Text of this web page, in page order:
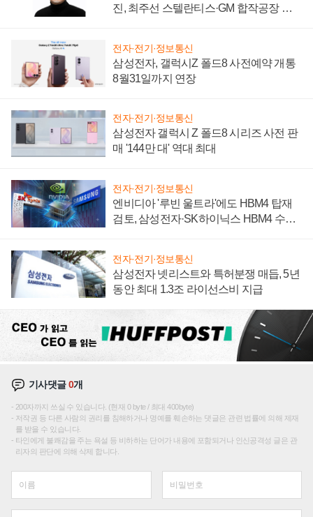
진, 최주선 스텔란티스·GM 합작공장 건
전자·전기·정보통신
삼성전자, 갤럭시Z 폴드8 사전예약 개통
8월31일까지 연장
전자·전기·정보통신
삼성전자 갤럭시 Z 폴드8 시리즈 사전 판
매 '144만 대' 역대 최대
전자·전기·정보통신
엔비디아 '루빈 울트라'에도 HBM4 탑재
검토, 삼성전자·SK하이닉스 HBM4 수율
전자·전기·정보통신
삼성전자 넷리스트와 특허분쟁 매듭, 5년
동안 최대 1.3조 라이선스비 지급
기사댓글0개
200자까지 쓰실 수 있습니다. (현재 0 byte / 최대 400byte)
저작권 등 다른 사람의 권리를 침해하거나 명예를 훼손하는 댓글은 관련 법률에 의해 제재
를 받을 수 있습니다.
타인에게 불쾌감을 주는 욕설 등 비하하는 단어가 내용에 포함되거나 인신공격성 글은 관
리자의 판단에 의해 삭제 합니다.